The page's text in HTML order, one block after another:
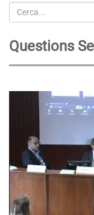
Cerca
Questions